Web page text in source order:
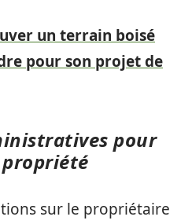
un terrain boisé
pour son projet de
pour
sur le propriétaire